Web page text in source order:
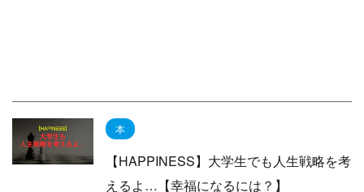
本
【HAPPINESS】大学生でも人生戦略を考
えるよ…【幸福になるには？】